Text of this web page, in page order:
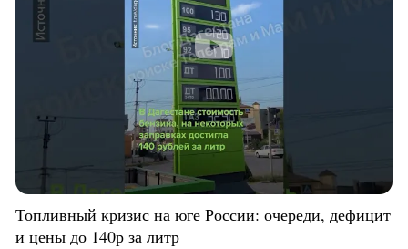
Топливный кризис на юге России: очереди, дефицит
и цены до 140р за литр